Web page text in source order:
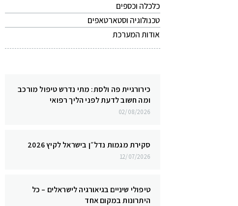
כלכלה וכספים
טכנולוגיה וסטארטאפים
אודות המערכת
כירורגיית פה ולסת: מתי נדרש טיפול מורכב
ומה חשוב לדעת לפני הליך רפואי
02/08/2026
סקירת מגמות נדל״ן בישראל לקיץ 2026
12/07/2026
טיפולי שיניים בגיאורגיה לישראלים – כל
היתרונות במקום אחד